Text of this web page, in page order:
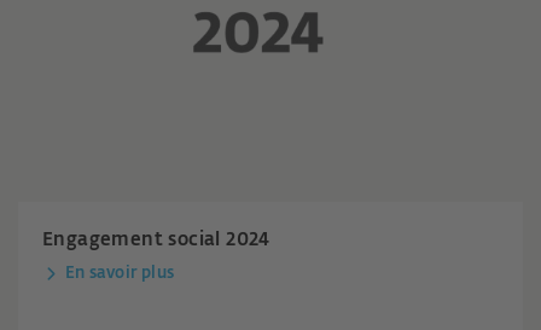
Engagement social 2024
En savoir plus